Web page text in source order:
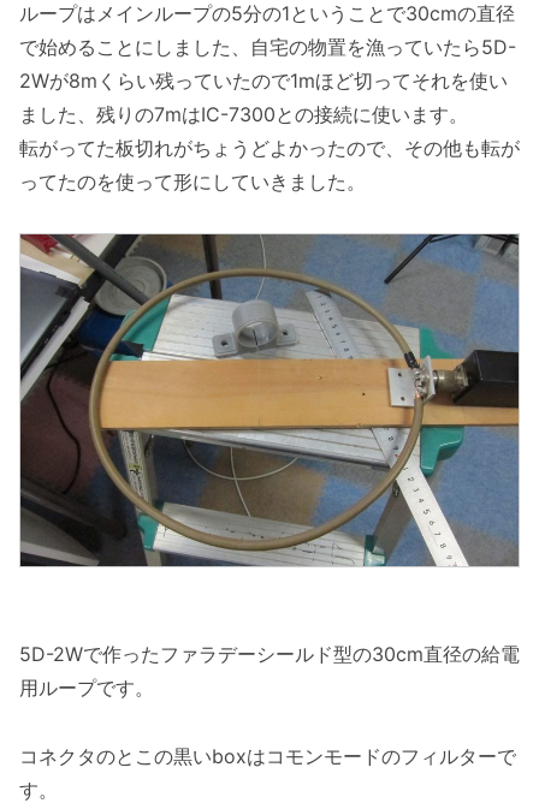
ループはメインループの5分の1ということで30cmの直径
で始めることにしました、自宅の物置を漁っていたら5D-
2Wが8mくらい残っていたので1mほど切ってそれを使い
ました、残りの7mはIC-7300との接続に使います。
転がってた板切れがちょうどよかったので、その他も転が
ってたのを使って形にしていきました。
5D-2Wで作ったファラデーシールド型の30cm直径の給電
用ループです。
コネクタのとこの黒いboxはコモンモードのフィルターで
す。